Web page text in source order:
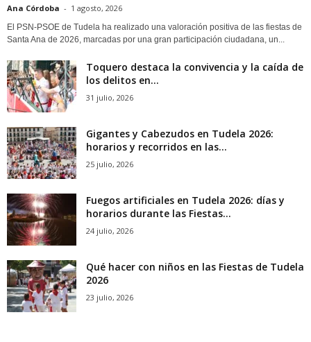
Ana Córdoba - 1 agosto, 2026
El PSN-PSOE de Tudela ha realizado una valoración positiva de las fiestas de
Santa Ana de 2026, marcadas por una gran participación ciudadana, un...
Toquero destaca la convivencia y la caída de
los delitos en...
31 julio, 2026
Gigantes y Cabezudos en Tudela 2026:
horarios y recorridos en las...
25 julio, 2026
Fuegos artificiales en Tudela 2026: días y
horarios durante las Fiestas...
24 julio, 2026
Qué hacer con niños en las Fiestas de Tudela
2026
23 julio, 2026